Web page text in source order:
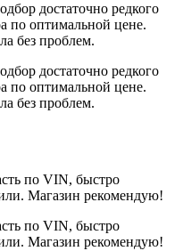
достаточно редкого
по оптимальной цене.
без проблем.
достаточно редкого
по оптимальной цене.
без проблем.
по VIN, быстро
Магазин рекомендую!
по VIN, быстро
Магазин рекомендую!